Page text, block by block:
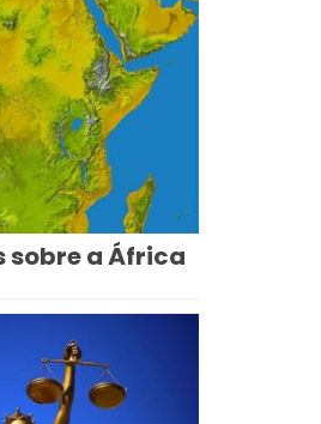
sobre a África